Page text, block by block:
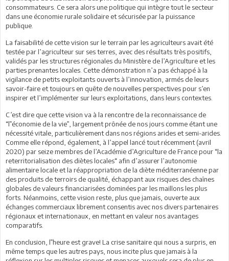
consommateurs. Ce sera alors une politique qui intègre tout le secteur
dans une économie rurale solidaire et sécurisée par la puissance
publique.
La faisabilité de cette vision sur le terrain par les agriculteurs avait été
testée par l’agriculteur sur ses terres, avec des résultats très positifs,
validés par les structures régionales du Ministère de l’Agriculture et les
parties prenantes locales. Cette démonstration n’a pas échappé à la
vigilance de petits exploitants ouverts à l’innovation, armés de leurs
savoir-faire et toujours en quête de nouvelles perspectives pour s’en
inspirer et l’implémenter sur leurs exploitations, dans leurs contextes.
C’est dire que cette vision va à la rencontre de la reconnaissance de
“l‟économie de la vie”, largement prônée de nos jours comme étant une
nécessité vitale, particulièrement dans nos régions arides et semi-arides.
Comme elle répond, également, à l’appel lancé tout récemment (avril
2020) par seize membres de l’Académie d’Agriculture de France pour “la
reterritorialisation des diètes locales“ afin d’assurer l’autonomie
alimentaire locale et la réappropriation de la diète méditerranéenne par
des produits de terroirs de qualité, échappant aux risques des chaînes
globales de valeurs financiarisées dominées par les maillons les plus
forts. Néanmoins, cette vision reste, plus que jamais, ouverte aux
échanges commerciaux librement consentis avec nos divers partenaires
régionaux et internationaux, en mettant en valeur nos avantages
comparatifs.
En conclusion, l‟heure est grave! La crise sanitaire qui nous a surpris, en
même temps que les autres pays, nous incite plus que jamais à la